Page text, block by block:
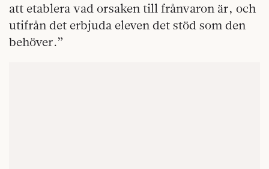
att etablera vad orsaken till frånvaron är, och
utifrån det erbjuda eleven det stöd som den
behöver.”